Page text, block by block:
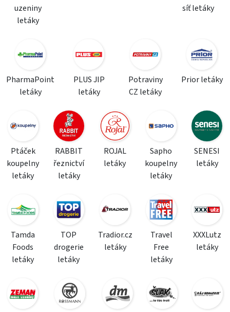
uzeniny
letáky
síť letáky
PharmaPoint
letáky
PLUS JIP
letáky
Potraviny
CZ letáky
Prior letáky
Ptáček
koupelny
letáky
RABBIT
řeznictví
letáky
ROJAL
letáky
Sapho
koupelny
letáky
SENESI
letáky
Tamda
Foods
letáky
TOP
drogerie
letáky
Tradior.cz
letáky
Travel
Free
letáky
XXXLutz
letáky